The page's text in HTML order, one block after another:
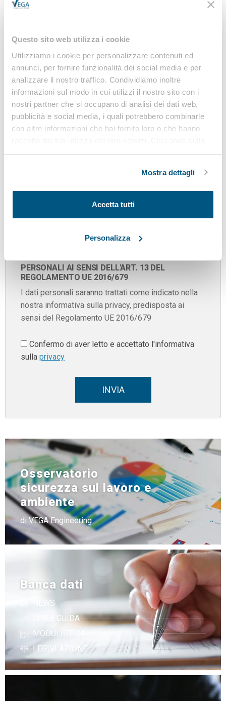
Questo sito web utilizza i cookie
Utilizziamo i cookie per personalizzare contenuti ed
annunci, per fornire funzionalità dei social media e per
analizzare il nostro traffico. Condividiamo inoltre
informazioni sul modo in cui utilizzi il nostro sito con i
nostri partner che si occupano di analisi dei dati web,
pubblicità e social media, i quali potrebbero combinarle
con altre informazioni che hai fornito loro o che hanno
“X” in alto a destra si procederà rifiutando tutti i cookie,
Mostra dettagli
Accetta tutti
Personalizza
Richiedi informazioni
Azienda
CONSENSO AL TRATTAMENTO DEI DATI
PERSONALI AI SENSI DELL'ART. 13 DEL
REGOLAMENTO UE 2016/679
I dati personali saranno trattati come indicato nella
nostra informativa sulla privacy, predisposta ai
sensi del Regolamento UE 2016/679
Confermo di aver letto e accettato l'informativa
sulla privacy
INVIA
Banca dati
NEWS
LINEE GUIDA
MODULISTICA
LEGISLAZIONE
Osservatorio
sicurezza sul lavoro e
ambiente
di VEGA Engineering